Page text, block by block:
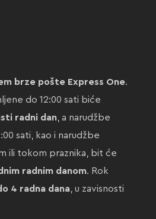
brze pošte Express One.
do 12:00 sati biće
radni dan, a narudžbe
sati, kao i narudžbe
ili tokom praznika, bit će
radnim danom. Rok
4 radna dana, u zavisnosti